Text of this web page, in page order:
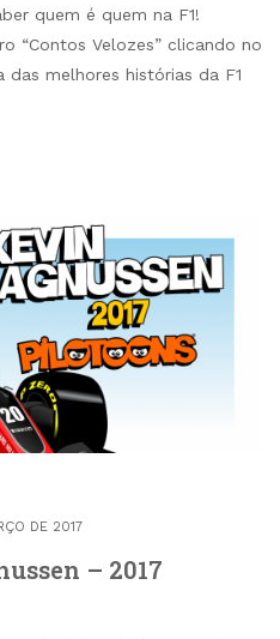
quem é quem na F1!
“Contos Velozes” clicando no
das melhores histórias da F1
DE 2017
– 2017